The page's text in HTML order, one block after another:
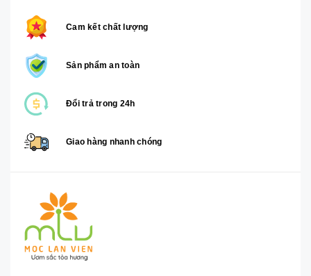
Cam kết chất lượng
Sản phẩm an toàn
Đổi trả trong 24h
Giao hàng nhanh chóng